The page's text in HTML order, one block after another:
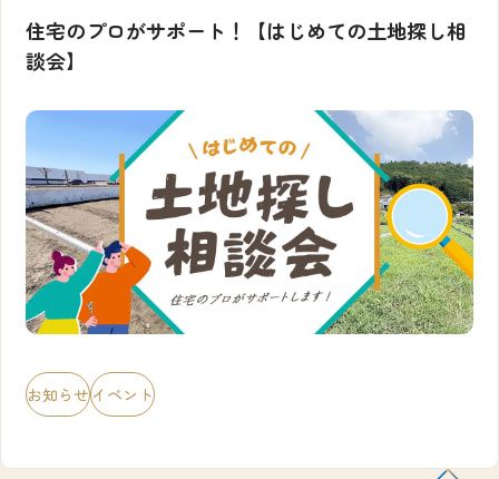
住宅のプロがサポート！【はじめての土地探し相
談会】
お知らせイベント